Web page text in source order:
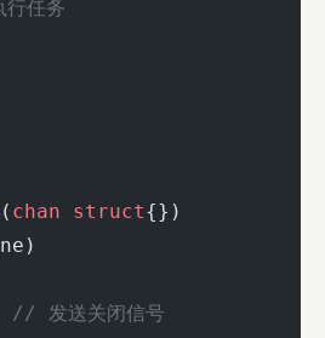
任务
( chan struct{})
// 发送关闭信号